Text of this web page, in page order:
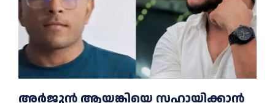
അര്‍ജുന്‍ ആയങ്കിയെ സഹായിക്കാൻ